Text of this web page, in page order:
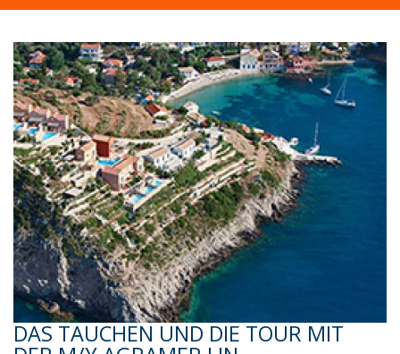
DAS TAUCHEN UND DIE TOUR MIT